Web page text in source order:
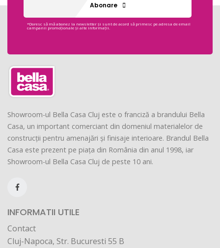
Abonare
*Doresc să mă abonez la newsletter și sunt de acord să primesc pe adresa de email
campanii promoționale și alte informații.
Showroom-ul Bella Casa Cluj este o franciză a brandului Bella
Casa, un important comerciant din domeniul materialelor de
construcții pentru amenajări și finisaje interioare. Brandul Bella
Casa este prezent pe piața din România din anul 1998, iar
Showroom-ul Bella Casa Cluj de peste 10 ani.
INFORMATII UTILE
Contact
Cluj-Napoca, Str. Bucuresti 55 B